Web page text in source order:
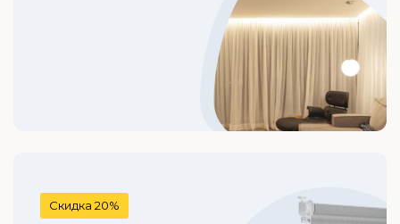
Скидка 20%